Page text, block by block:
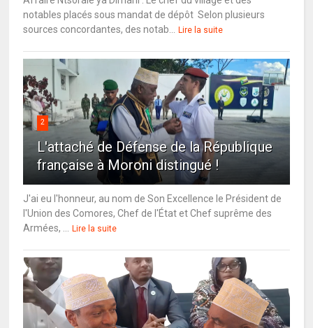
notables placés sous mandat de dépôt Selon plusieurs
sources concordantes, des notab...
Lire la suite
2
L'attaché de Défense de la République
française à Moroni distingué !
J'ai eu l'honneur, au nom de Son Excellence le Président de
l'Union des Comores, Chef de l'État et Chef suprême des
Armées, ...
Lire la suite